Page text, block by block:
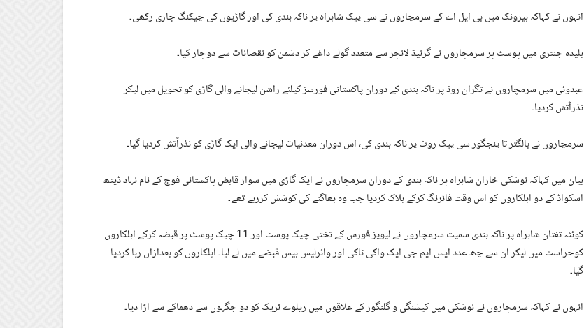
انہوں نے کہاکہ ہیرونک میں بی ایل اے کے سرمچاروں نے سی پیک شاہراہ پر ناکہ بندی کی اور گاڑیوں کی چیکنگ جاری رکھی۔
بلیدہ جنتری میں پوسٹ پر سرمچاروں نے گرنیڈ لانچر سے متعدد گولے داغے کر دشمن کو نقصانات سے دوچار کیا۔
عبدوئی میں سرمچاروں نے تگران روڈ پر ناکہ بندی کے دوران پاکستانی فورسز کیلئے راشن لیجانے والی گاڑی کو تحویل میں لیکر
نذرآتش کردیا۔
سرمچاروں نے بالگتر تا پنجگور سی پیک روٹ پر ناکہ بندی کی، اس دوران معدنیات لیجانے والی ایک گاڑی کو نذرآتش کردیا گیا۔
بیان میں کہاکہ نوشکی خاران شاہراہ پر ناکہ بندی کے دوران سرمچاروں نے ایک گاڑی میں سوار قابض پاکستانی فوج کے نام نہاد ڈیتھ
اسکواڈ کے دو اہلکاروں کو اس وقت فائرنگ کرکے ہلاک کردیا جب وہ بھاگنے کی کوشش کررہے تھے۔
کوئٹہ تفتان شاہراہ پر ناکہ بندی سمیت سرمچاروں نے لیویز فورس کے تختی چیک پوسٹ اور 11 چیک پوسٹ پر قبضہ کرکے اہلکاروں
کوحراست میں لیکر ان سے چھ عدد ایس ایم جی ایک واکی ٹاکی اور وائرلیس بیس قبضے میں لے لیا۔ اہلکاروں کو بعدازاں رہا کردیا
گیا۔
انہوں نے کہاکہ سرمچاروں نے نوشکی میں کیشنگی و گلنگور کے علاقوں میں ریلوے ٹریک کو دو جگہوں سے دھماکے سے اڑا دیا۔